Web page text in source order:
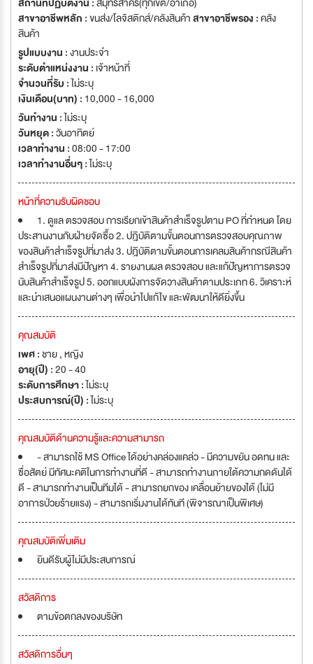
สาขาอาชีพหลัก :ขนส่ง/โลจิสติกส์/คลังสินค้าสาขาอาชีพรอง :คลัง
สินค้า
รูปแบบงาน :งานประจำ
ระดับตำแหน่งงาน : เจ้าหน้าที่
จำนวนที่รับ :ไม่ระบุ
เงินเดือน(บาท) : 10,000 - 16,000
วันทำงาน :ไม่ระบุ
วันหยุด :วันอาทิตย์
เวลาทำงาน :08:00 - 17:00
เวลาทำงานอื่นๆ :ไม่ระบุ
หน้าที่ความรับผิดชอบ
1. ดูแล ตรวจสอบ การเรียกเข้าสินค้าสำเร็จรูปตาม PO ที่กำหนด โดย
ประสานงานกับฝ่ายจัดซื้อ 2. ปฎิบัติตามขั้นตอนการตรวจสอบคุณภาพ
ของสินค้าสำเร็จรูปที่มาส่ง 3. ปฎิบัติตามขั้นตอนการเคลมสินค้ากรณีสินค้า
สำเร็จรูปที่มาส่งมีปัญหา 4. รายงานผล ตรวจสอบ และแก้ปัญหาการตรวจ
นับสินค้าสำเร็จรูป 5. ออกแบบผังการจัดวางสินค้าตามประเภท 6. วิเคราะห์
และนำเสนอแผนงานต่างๆ เพื่อนำไปแก้ไข และพัฒนาให้ดียิ่งขึ้น
คุณสมบัติ
เพศ :ชาย , หญิง
อายุ(ปี) :20 - 40
ระดับการศึกษา :ไม่ระบุ
ประสบการณ์(ปี) :ไม่ระบุ
คุณสมบัติด้านความรู้และความสามารถ
- สามารถใช้ MS Office ได้อย่างคล่องแคล่ว - มีความขยัน อดทน และ
ซื่อสัตย์ มีทัศนะคติในการทำงานที่ดี - สามารถทำงานภายใต้ความกดดันได้
ดี - สามารถทำงานเป็นทีมได้ - สามารถยกของ เคลื่อนย้ายของได้ (ไม่มี
อาการป่วยร้ายแรง) - สามารถเริ่มงานได้ทันที (พิจารณาเป็นพิเศษ)
คุณสมบัติเพิ่มเติม
ยินดีรับผู้ไม่มีประสบการณ์
สวัสดิการ
ตามข้อตกลงของบริษัท
สวัสดิการอื่นๆ